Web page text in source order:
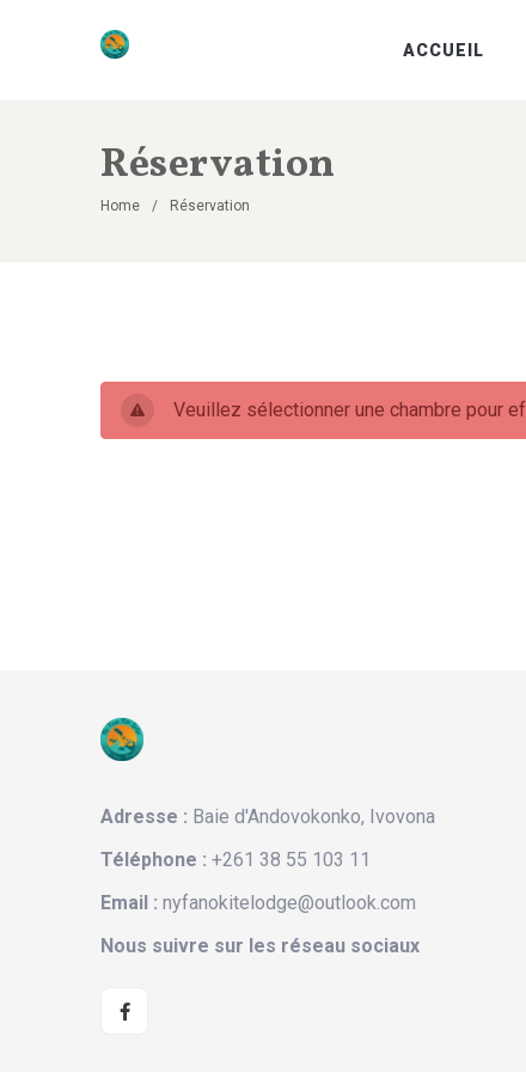
ACCUEIL
Réservation
Home Réservation
Veuillez sélectionner une chambre pour
Adresse : Baie d'Andovokonko, Ivovona
Téléphone : +261 38 55 103 11
Email : nyfanokitelodge@outlook.com
Nous suivre sur les réseau sociaux